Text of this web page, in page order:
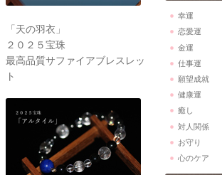
「天の羽衣」
２０２５宝珠
最高品質サファイアブレスレッ
ト
幸運
恋愛運
金運
仕事運
願望成就
健康運
癒し
対人関係
お守り
心のケア